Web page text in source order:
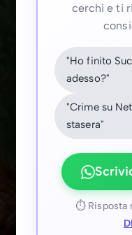
cerchi e ti
"Ho finito
adesso?"
"Crime su
stasera"
⏱ Risposta